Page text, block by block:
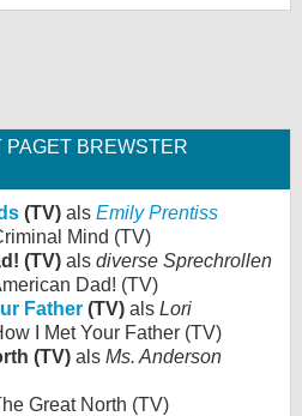
PAGET BREWSTER
(TV) als Emily Prentiss
Mind (TV)
(TV) als diverse Sprechrollen
Dad! (TV)
Father (TV) als Lori
I Met Your Father (TV)
(TV) als Ms. Anderson
Great North (TV)